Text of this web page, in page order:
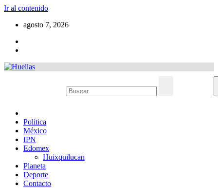
Ir al contenido
agosto 7, 2026
Política
México
IPN
Edomex
Huixquilucan
Planeta
Deporte
Contacto